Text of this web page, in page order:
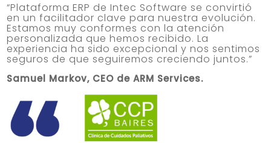
“Plataforma ERP de Intec Software se convirtió
en un facilitador clave para nuestra evolución.
Estamos muy conformes con la atención
personalizada que hemos recibido. La
experiencia ha sido excepcional y nos sentimos
seguros de que seguiremos creciendo juntos.”
Samuel Markov, CEO de ARM Services.